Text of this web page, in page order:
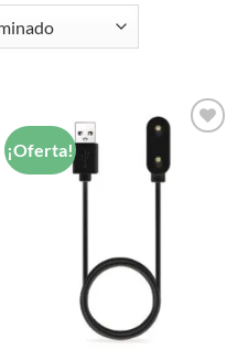
¡Oferta!